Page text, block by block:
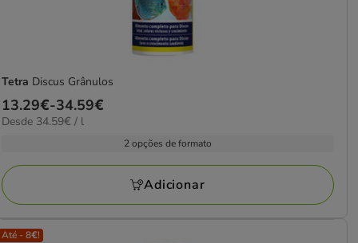
Tetra Discus Grânulos
Preço
de
34.59€
13.29€-34.59€
34.59€
Desde 34.59€ / l
2 opções de formato
Adicionar
Até - 8€!